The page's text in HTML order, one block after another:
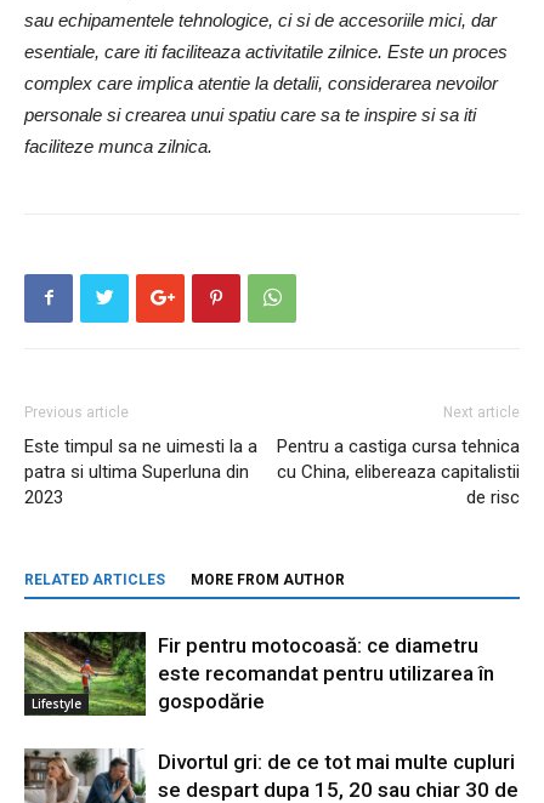
sau echipamentele tehnologice, ci si de accesoriile mici, dar
esentiale, care iti faciliteaza activitatile zilnice. Este un proces
complex care implica atentie la detalii, considerarea nevoilor
personale si crearea unui spatiu care sa te inspire si sa iti
faciliteze munca zilnica.
Previous article
Este timpul sa ne uimesti la a
patra si ultima Superluna din
2023
Next article
Pentru a castiga cursa tehnica
cu China, elibereaza capitalistii
de risc
RELATED ARTICLES MORE FROM AUTHOR
Lifestyle
Fir pentru motocoasă: ce diametru
este recomandat pentru utilizarea în
gospodărie
Divortul gri: de ce tot mai multe cupluri
se despart dupa 15, 20 sau chiar 30 de